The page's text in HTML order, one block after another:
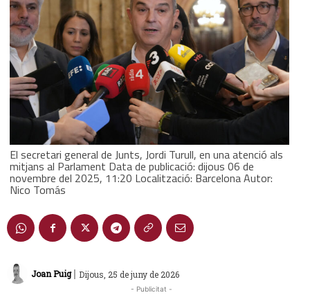
El secretari general de Junts, Jordi Turull, en una atenció als
mitjans al Parlament Data de publicació: dijous 06 de
novembre del 2025, 11:20 Localització: Barcelona Autor:
Nico Tomás
Joan Puig | Dijous, 25 de juny de 2026
- Publicitat -